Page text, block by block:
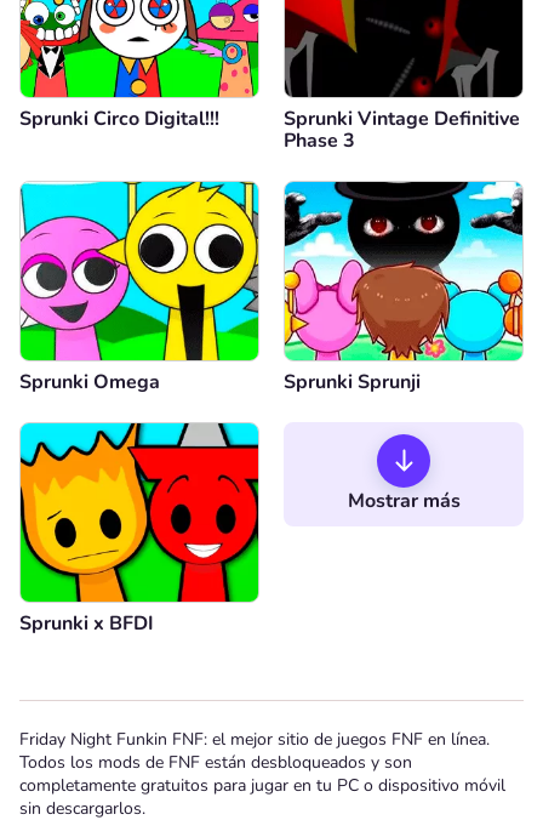
Sprunki Circo Digital!!!
Sprunki Vintage Definitive
Phase 3
Sprunki Omega Sprunki Sprunji
Sprunki x BFDI
Mostrar más
Friday Night Funkin FNF: el mejor sitio de juegos FNF en línea.
Todos los mods de FNF están desbloqueados y son
completamente gratuitos para jugar en tu PC o dispositivo móvil
sin descargarlos.